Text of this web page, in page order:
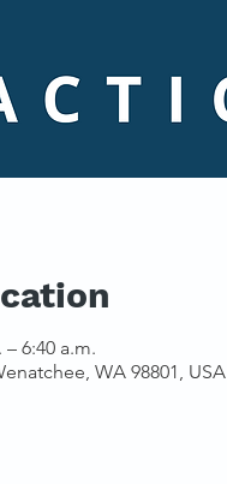
– 6:40 a.m.
WA 98801, USA